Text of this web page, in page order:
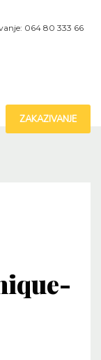
064 80 333 66
ZAKAZIVANJE